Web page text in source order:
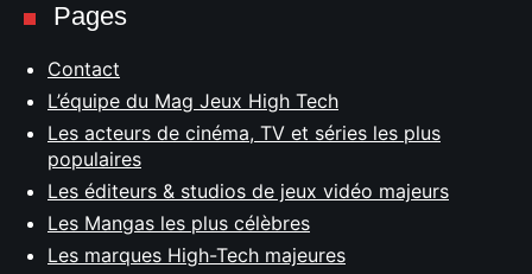
Pages
Contact
L’équipe du Mag Jeux High Tech
Les acteurs de cinéma, TV et séries les plus
populaires
Les éditeurs & studios de jeux vidéo majeurs
Les Mangas les plus célèbres
Les marques High-Tech majeures